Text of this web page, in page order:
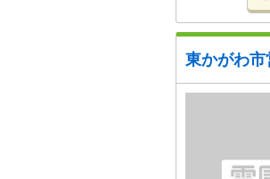
東かがわ